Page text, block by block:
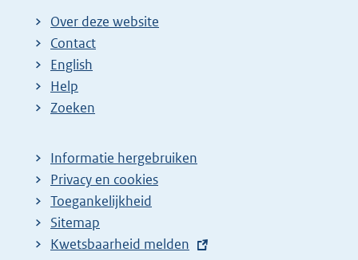
Over deze website
Contact
English
Help
Zoeken
Informatie hergebruiken
Privacy en cookies
Toegankelijkheid
Sitemap
E
Kwetsbaarheid melden